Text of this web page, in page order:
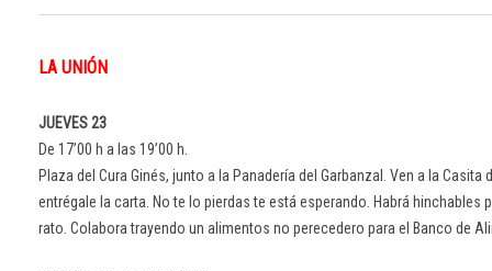
LA UNIÓN
JUEVES 23
De 17’00 h a las 19’00 h.
Plaza del Cura Ginés, junto a la Panadería del Garbanzal. Ven a la Casita
entrégale la carta. No te lo pierdas te está esperando. Habrá hinchables
rato. Colabora trayendo un alimentos no perecedero para el Banco de